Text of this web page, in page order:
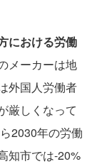
における労働
メーカーは地
外国人労働者
厳しくなって
2030年の労働
知市では-20%